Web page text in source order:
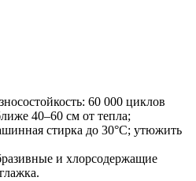
60 000 циклов
40–60 см от тепла;
стирка до 30°C; утюжить
и хлорсодержащие